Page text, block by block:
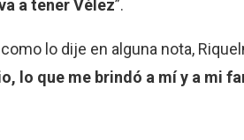
a tener Vélez”.
lo dije en alguna nota,
lo que me brindó a mí y a mi